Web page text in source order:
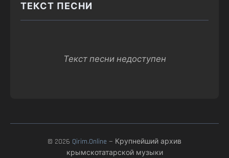
ТЕКСТ ПЕСНИ
Текст песни недоступен
© 2026 Qirim.Online — Крупнейший архив
крымскотатарской музыки